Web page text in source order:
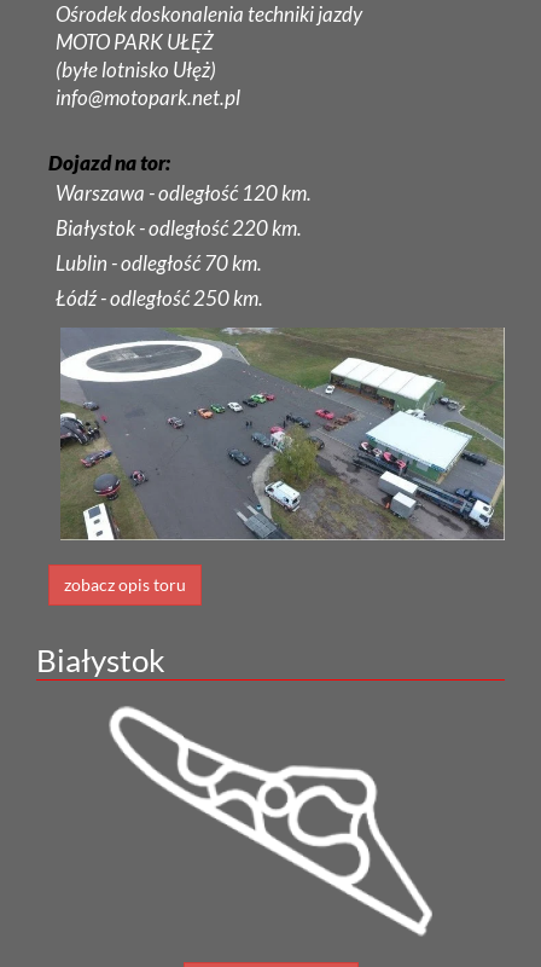
Ośrodek doskonalenia techniki jazdy
MOTO PARK UŁĘŻ
(byłe lotnisko Ułęż)
info@motopark.net.pl
Dojazd na tor:
Warszawa - odległość 120 km.
Białystok - odległość 220 km.
Lublin - odległość 70 km.
Łódź - odległość 250 km.
zobacz opis toru
Białystok